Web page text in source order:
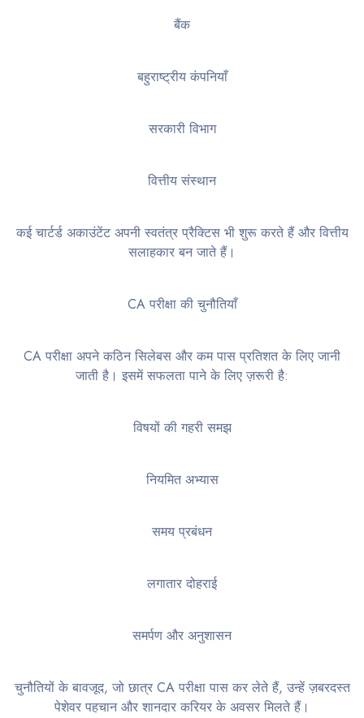
बैंक
बहुराष्ट्रीय कंपनियाँ
सरकारी विभाग
वित्तीय संस्थान
कई चार्टर्ड अकाउंटेंट अपनी स्वतंत्र प्रैक्टिस भी शुरू करते हैं और वित्तीय
सलाहकार बन जाते हैं।
CA परीक्षा की चुनौतियाँ
CA परीक्षा अपने कठिन सिलेबस और कम पास प्रतिशत के लिए जानी
जाती है। इसमें सफलता पाने के लिए ज़रूरी है:
विषयों की गहरी समझ
नियमित अभ्यास
समय प्रबंधन
लगातार दोहराई
समर्पण और अनुशासन
चुनौतियों के बावजूद, जो छात्र CA परीक्षा पास कर लेते हैं, उन्हें ज़बरदस्त
पेशेवर पहचान और शानदार करियर के अवसर मिलते हैं।